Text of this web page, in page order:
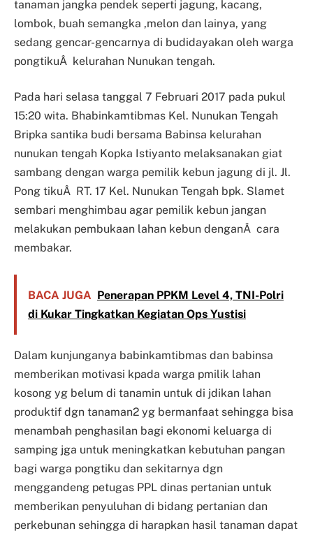
tanaman jangka pendek seperti jagung, kacang,
lombok, buah semangka ,melon dan lainya, yang
sedang gencar-gencarnya di budidayakan oleh warga
pongtikuÂ kelurahan Nunukan tengah.
Pada hari selasa tanggal 7 Februari 2017 pada pukul
15:20 wita. Bhabinkamtibmas Kel. Nunukan Tengah
Bripka santika budi bersama Babinsa kelurahan
nunukan tengah Kopka Istiyanto melaksanakan giat
sambang dengan warga pemilik kebun jagung di jl. Jl.
Pong tikuÂ RT. 17 Kel. Nunukan Tengah bpk. Slamet
sembari menghimbau agar pemilik kebun jangan
melakukan pembukaan lahan kebun denganÂ cara
membakar.
BACA JUGA Penerapan PPKM Level 4, TNI-Polri
di Kukar Tingkatkan Kegiatan Ops Yustisi
Dalam kunjunganya babinkamtibmas dan babinsa
memberikan motivasi kpada warga pmilik lahan
kosong yg belum di tanamin untuk di jdikan lahan
produktif dgn tanaman2 yg bermanfaat sehingga bisa
menambah penghasilan bagi ekonomi keluarga di
samping jga untuk meningkatkan kebutuhan pangan
bagi warga pongtiku dan sekitarnya dgn
menggandeng petugas PPL dinas pertanian untuk
memberikan penyuluhan di bidang pertanian dan
perkebunan sehingga di harapkan hasil tanaman dapat